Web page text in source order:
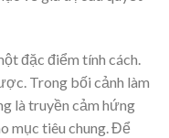
đặc điểm tính cách.
Trong bối cảnh làm
là truyền cảm hứng
mục tiêu chung. Để